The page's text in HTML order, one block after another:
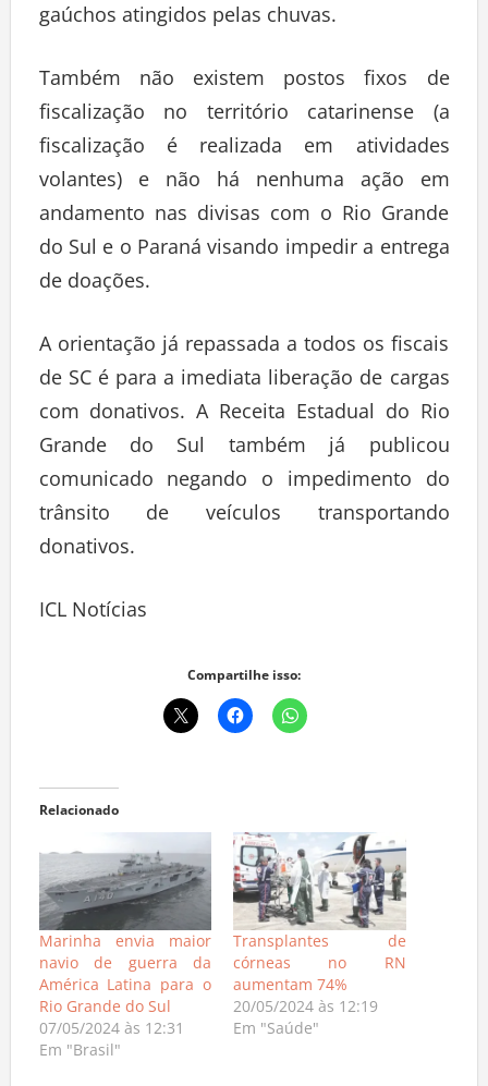
gaúchos atingidos pelas chuvas.
Também não existem postos fixos de
fiscalização no território catarinense (a
fiscalização é realizada em atividades
volantes) e não há nenhuma ação em
andamento nas divisas com o Rio Grande
do Sul e o Paraná visando impedir a entrega
de doações.
A orientação já repassada a todos os fiscais
de SC é para a imediata liberação de cargas
com donativos. A Receita Estadual do Rio
Grande do Sul também já publicou
comunicado negando o impedimento do
trânsito de veículos transportando
donativos.
ICL Notícias
Compartilhe isso:
Relacionado
Marinha envia maior
navio de guerra da
América Latina para o
Rio Grande do Sul
07/05/2024 às 12:31
Em "Brasil"
Transplantes de
córneas no RN
aumentam 74%
20/05/2024 às 12:19
Em "Saúde"